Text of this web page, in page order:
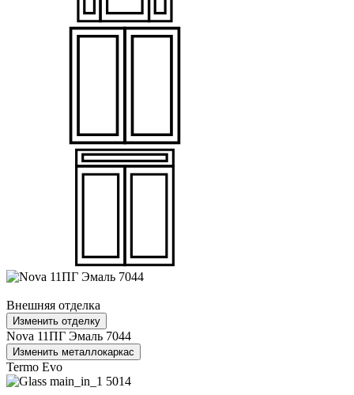
Внешняя отделка
Изменить отделку
Nova 11ПГ Эмаль 7044
Изменить металлокаркас
Termo Evo